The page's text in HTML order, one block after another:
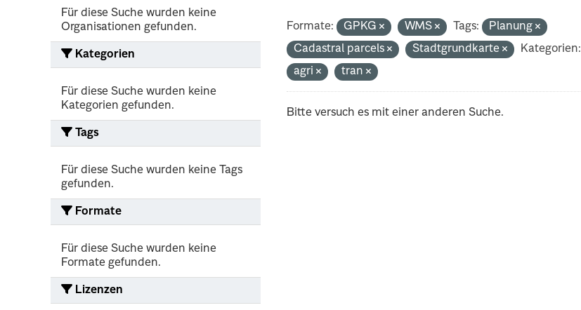
Für diese Suche wurden keine
Organisationen gefunden.
Kategorien
Für diese Suche wurden keine
Kategorien gefunden.
Tags
Für diese Suche wurden keine Tags
gefunden.
Formate
Für diese Suche wurden keine
Formate gefunden.
Lizenzen
Formate: GPKG WMS Tags:
Planung
Cadastral parcels
Stadtgrundkarte Kategorien:
agri
tran
Bitte versuch es mit einer anderen Suche.